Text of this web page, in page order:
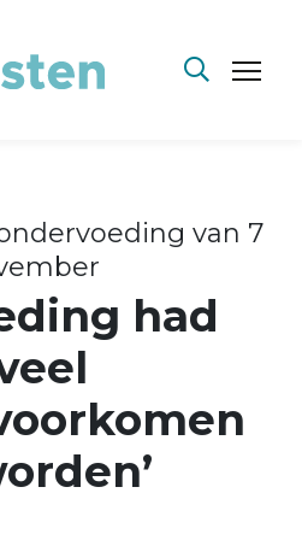
van 7
had